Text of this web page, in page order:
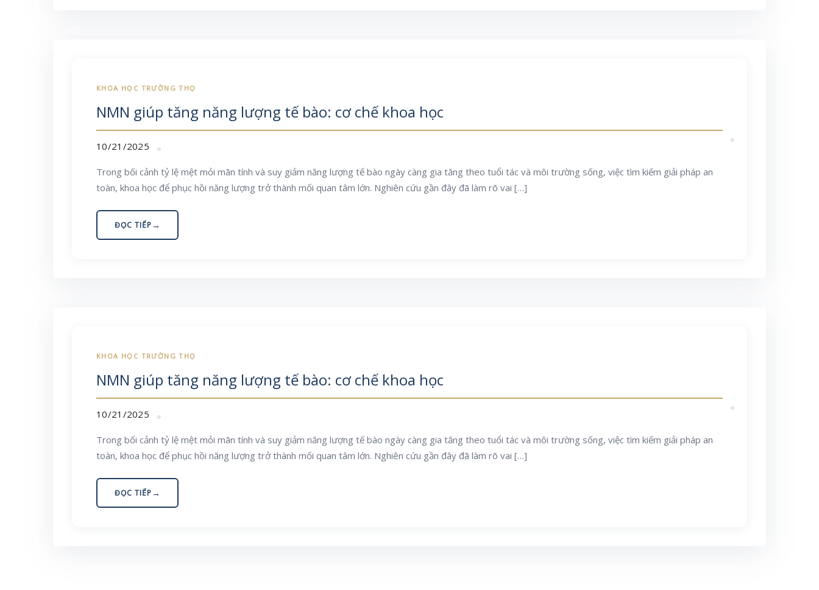
NMN giúp tăng năng lượng tế bào: cơ chế khoa học
10/21/2025
Trong bối cảnh tỷ lệ mệt mỏi mãn tính và suy giảm năng lượng tế bào ngày càng gia tăng theo tuổi tác và môi trường sống, việc tìm kiếm giải pháp an
toàn, khoa học để phục hồi năng lượng trở thành mối quan tâm lớn. Nghiên cứu gần đây đã làm rõ vai […]
ĐỌC TIẾP
NMN giúp tăng năng lượng tế bào: cơ chế khoa học
10/21/2025
Trong bối cảnh tỷ lệ mệt mỏi mãn tính và suy giảm năng lượng tế bào ngày càng gia tăng theo tuổi tác và môi trường sống, việc tìm kiếm giải pháp an
toàn, khoa học để phục hồi năng lượng trở thành mối quan tâm lớn. Nghiên cứu gần đây đã làm rõ vai […]
ĐỌC TIẾP